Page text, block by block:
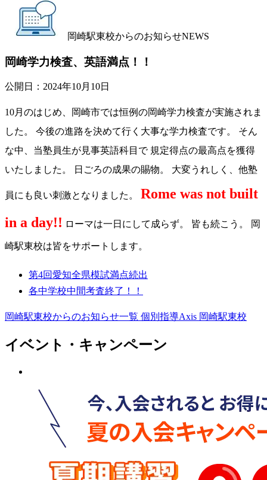
岡崎駅東校からのお知らせNEWS
岡崎学力検査、英語満点！！
公開日： 2024年10月10日
10月のはじめ、岡崎市では恒例の岡崎学力検査が実施されま
した。 今後の進路を決めて行く大事な学力検査です。 そん
な中、当塾員生が見事英語科目で 規定得点の最高点を獲得
いたしました。 日ごろの成果の賜物。 大変うれしく、他塾
員にも良い刺激となりました。 Rome was not built
in a day!! ローマは一日にして成らず。 皆も続こう。 岡
崎駅東校は皆をサポートします。
第4回愛知全県模試満点続出
各中学校中間考査終了！！
岡崎駅東校からのお知らせ一覧 個別指導Axis 岡崎駅東校
イベント・キャンペーン